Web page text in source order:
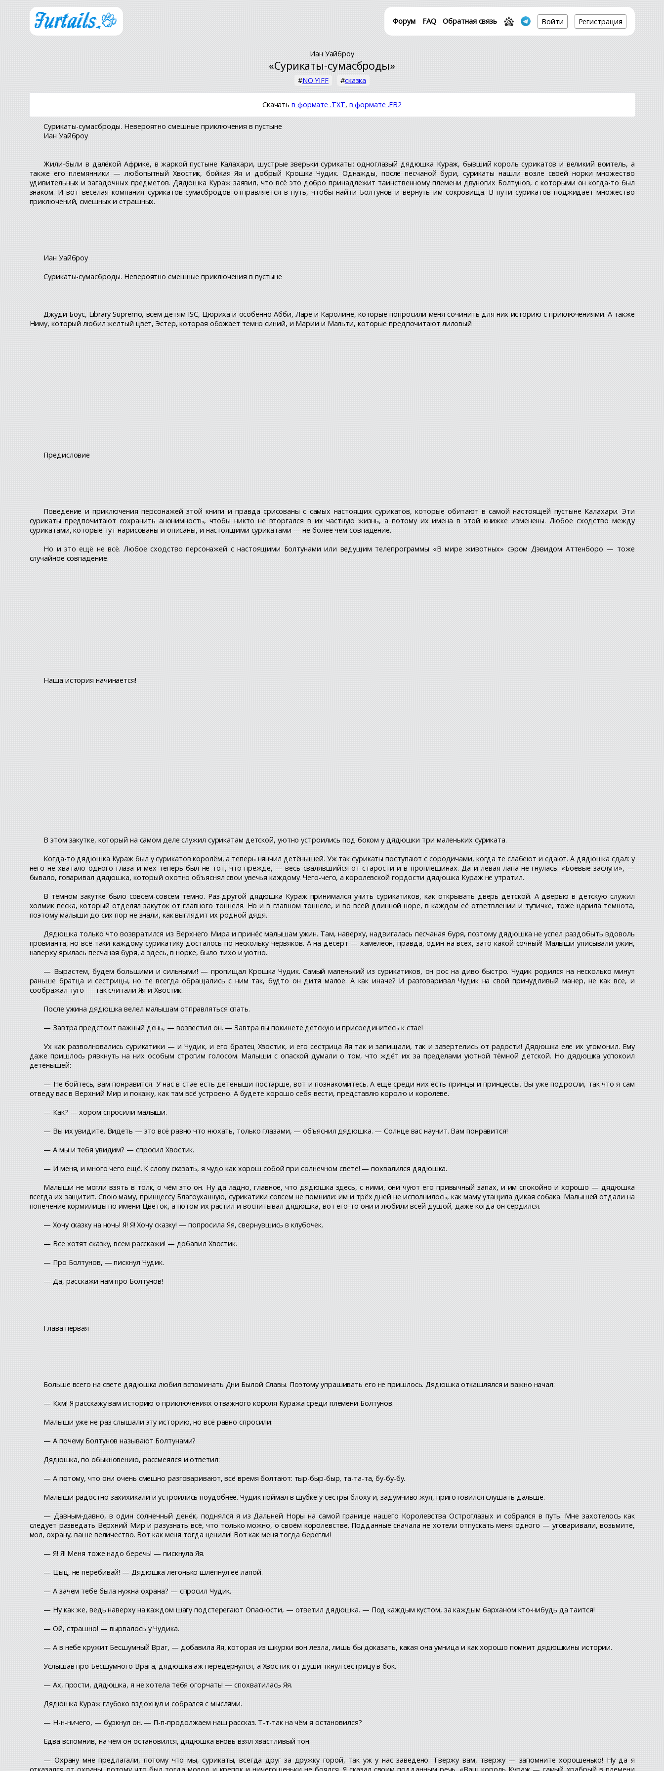
Форум FAQ Обратная связь Войти Регистрация
Иан Уайброу
«Сурикаты-сумасброды»
#NO YIFF #сказка
Скачатьв формате .TXT, в формате .FB2
Сурикаты-сумасброды. Невероятно смешные приключения в пустыне
Иан Уайброу
Жили-были в далёкой Африке, в жаркой пустыне Калахари, шустрые зверьки сурикаты: одноглазый дядюшка Кураж, бывший король сурикатов и великий воитель, а
также его племянники — любопытный Хвостик, бойкая Яя и добрый Крошка Чудик. Однажды, после песчаной бури, сурикаты нашли возле своей норки множество
удивительных и загадочных предметов. Дядюшка Кураж заявил, что всё это добро принадлежит таинственному племени двуногих Болтунов, с которыми он когда-то был
знаком. И вот весёлая компания сурикатов-сумасбродов отправляется в путь, чтобы найти Болтунов и вернуть им сокровища. В пути сурикатов поджидает множество
приключений, смешных и страшных.
Иан Уайброу
Сурикаты-сумасброды. Невероятно смешные приключения в пустыне
Джуди Боус, Library Supremo, всем детям ISC, Цюриха и особенно Абби, Ларе и Каролине, которые попросили меня сочинить для них историю с приключениями. А также
Ниму, который любил желтый цвет, Эстер, которая обожает темно синий, и Марии и Мальти, которые предпочитают лиловый
Предисловие
Поведение и приключения персонажей этой книги и правда срисованы с самых настоящих сурикатов, которые обитают в самой настоящей пустыне Калахари. Эти
сурикаты предпочитают сохранить анонимность, чтобы никто не вторгался в их частную жизнь, а потому их имена в этой книжке изменены. Любое сходство между
сурикатами, которые тут нарисованы и описаны, и настоящими сурикатами — не более чем совпадение.
Но и это ещё не всё. Любое сходство персонажей с настоящими Болтунами или ведущим телепрограммы «В мире животных» сэром Дэвидом Аттенборо — тоже
случайное совпадение.
Наша история начинается!
В этом закутке, который на самом деле служил сурикатам детской, уютно устроились под боком у дядюшки три маленьких суриката.
Когда-то дядюшка Кураж был у сурикатов королём, а теперь нянчил детёнышей. Уж так сурикаты поступают с сородичами, когда те слабеют и сдают. А дядюшка сдал: у
него не хватало одного глаза и мех теперь был не тот, что прежде, — весь свалявшийся от старости и в проплешинах. Да и левая лапа не гнулась. «Боевые заслуги», —
бывало, говаривал дядюшка, который охотно объяснял свои увечья каждому. Чего-чего, а королевской гордости дядюшка Кураж не утратил.
В тёмном закутке было совсем-совсем темно. Раз-другой дядюшка Кураж принимался учить сурикатиков, как открывать дверь детской. А дверью в детскую служил
холмик песка, который отделял закуток от главного тоннеля. Но и в главном тоннеле, и во всей длинной норе, в каждом её ответвлении и тупичке, тоже царила темнота,
поэтому малыши до сих пор не знали, как выглядит их родной дядя.
Дядюшка только что возвратился из Верхнего Мира и принёс малышам ужин. Там, наверху, надвигалась песчаная буря, поэтому дядюшка не успел раздобыть вдоволь
провианта, но всё-таки каждому сурикатику досталось по нескольку червяков. А на десерт — хамелеон, правда, один на всех, зато какой сочный! Малыши уписывали ужин,
наверху ярилась песчаная буря, а здесь, в норке, было тихо и уютно.
— Вырастем, будем большими и сильными! — пропищал Крошка Чудик. Самый маленький из сурикатиков, он рос на диво быстро. Чудик родился на несколько минут
раньше братца и сестрицы, но те всегда обращались с ним так, будто он дитя малое. А как иначе? И разговаривал Чудик на свой причудливый манер, не как все, и
соображал туго — так считали Яя и Хвостик.
После ужина дядюшка велел малышам отправляться спать.
— Завтра предстоит важный день, — возвестил он. — Завтра вы покинете детскую и присоединитесь к стае!
Ух как разволновались сурикатики — и Чудик, и его братец Хвостик, и его сестрица Яя так и запищали, так и завертелись от радости! Дядюшка еле их угомонил. Ему
даже пришлось рявкнуть на них особым строгим голосом. Малыши с опаской думали о том, что ждёт их за пределами уютной тёмной детской. Но дядюшка успокоил
детёнышей:
— Не бойтесь, вам понравится. У нас в стае есть детёныши постарше, вот и познакомитесь. А ещё среди них есть принцы и принцессы. Вы уже подросли, так что я сам
отведу вас в Верхний Мир и покажу, как там всё устроено. А будете хорошо себя вести, представлю королю и королеве.
— Как? — хором спросили малыши.
— Вы их увидите. Видеть — это всё равно что нюхать, только глазами, — объяснил дядюшка. — Солнце вас научит. Вам понравится!
— А мы и тебя увидим? — спросил Хвостик.
— И меня, и много чего ещё. К слову сказать, я чудо как хорош собой при солнечном свете! — похвалился дядюшка.
Малыши не могли взять в толк, о чём это он. Ну да ладно, главное, что дядюшка здесь, с ними, они чуют его привычный запах, и им спокойно и хорошо — дядюшка
всегда их защитит. Свою маму, принцессу Благоуханную, сурикатики совсем не помнили: им и трёх дней не исполнилось, как маму утащила дикая собака. Малышей отдали на
попечение кормилицы по имени Цветок, а потом их растил и воспитывал дядюшка, вот его-то они и любили всей душой, даже когда он сердился.
— Хочу сказку на ночь! Я! Я! Хочу сказку! — попросила Яя, свернувшись в клубочек.
— Все хотят сказку, всем расскажи! — добавил Хвостик.
— Про Болтунов, — пискнул Чудик.
— Да, расскажи нам про Болтунов!
Глава первая
Больше всего на свете дядюшка любил вспоминать Дни Былой Славы. Поэтому упрашивать его не пришлось. Дядюшка откашлялся и важно начал:
— Кхм! Я расскажу вам историю о приключениях отважного короля Куража среди племени Болтунов.
Малыши уже не раз слышали эту историю, но всё равно спросили:
— А почему Болтунов называют Болтунами?
Дядюшка, по обыкновению, рассмеялся и ответил:
— А потому, что они очень смешно разговаривают, всё время болтают: тыр-быр-быр, та-та-та, бу-бу-бу.
Малыши радостно захихикали и устроились поудобнее. Чудик поймал в шубке у сестры блоху и, задумчиво жуя, приготовился слушать дальше.
— Давным-давно, в один солнечный денёк, поднялся я из Дальней Норы на самой границе нашего Королевства Остроглазых и собрался в путь. Мне захотелось как
следует разведать Верхний Мир и разузнать всё, что только можно, о своём королевстве. Подданные сначала не хотели отпускать меня одного — уговаривали, возьмите,
мол, охрану, ваше величество. Вот как меня тогда ценили! Вот как меня тогда берегли!
— Я! Я! Меня тоже надо беречь! — пискнула Яя.
— Цыц, не перебивай! — Дядюшка легонько шлёпнул её лапой.
— А зачем тебе была нужна охрана? — спросил Чудик.
— Ну как же, ведь наверху на каждом шагу подстерегают Опасности, — ответил дядюшка. — Под каждым кустом, за каждым барханом кто-нибудь да таится!
— Ой, страшно! — вырвалось у Чудика.
— А в небе кружит Бесшумный Враг, — добавила Яя, которая из шкурки вон лезла, лишь бы доказать, какая она умница и как хорошо помнит дядюшкины истории.
Услышав про Бесшумного Врага, дядюшка аж передёрнулся, а Хвостик от души ткнул сестрицу в бок.
— Ах, прости, дядюшка, я не хотела тебя огорчать! — спохватилась Яя.
Дядюшка Кураж глубоко вздохнул и собрался с мыслями.
— Н-н-ничего, — буркнул он. — П-п-продолжаем наш рассказ. Т-т-так на чём я остановился?
Едва вспомнив, на чём он остановился, дядюшка вновь взял хвастливый тон.
— Охрану мне предлагали, потому что мы, сурикаты, всегда друг за дружку горой, так уж у нас заведено. Твержу вам, твержу — запомните хорошенько! Ну да я
отказался от охраны, потому что был тогда молод и крепок и ничегошеньки не боялся. Я сказал своим подданным речь. «Ваш король Кураж — самый храбрый в племени